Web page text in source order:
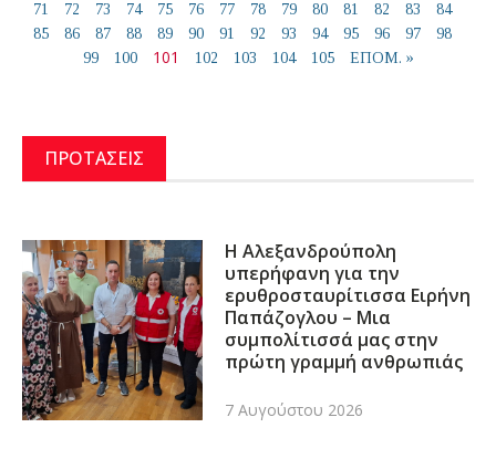
71
72 73 74 75 76 77 78 79 80 81 82 83
84
85
86 87 88 89 90 91 92 93 94 95 96 97
98
99
100 101 102 103 104 105 ΕΠΟΜ. »
ΠΡΟΤΑΣΕΙΣ
Η Αλεξανδρούπολη
υπερήφανη για την
ερυθροσταυρίτισσα Ειρήνη
Παπάζογλου – Μια
συμπολίτισσά μας στην
πρώτη γραμμή ανθρωπιάς
7 Αυγούστου 2026